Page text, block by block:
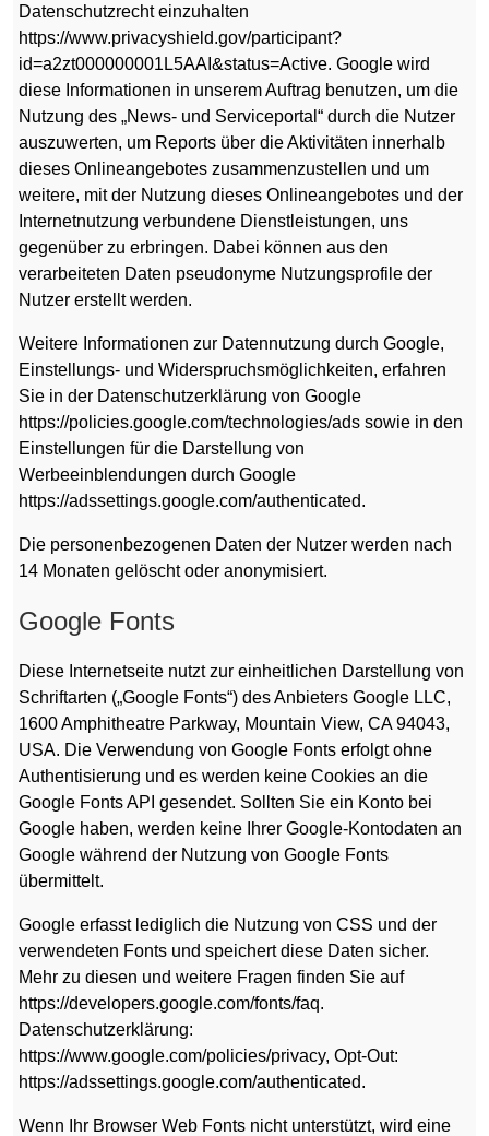
Datenschutzrecht einzuhalten
https://www.privacyshield.gov/participant?
id=a2zt000000001L5AAI&status=Active. Google wird
diese Informationen in unserem Auftrag benutzen, um die
Nutzung des „News- und Serviceportal“ durch die Nutzer
auszuwerten, um Reports über die Aktivitäten innerhalb
dieses Onlineangebotes zusammenzustellen und um
weitere, mit der Nutzung dieses Onlineangebotes und der
Internetnutzung verbundene Dienstleistungen, uns
gegenüber zu erbringen. Dabei können aus den
verarbeiteten Daten pseudonyme Nutzungsprofile der
Nutzer erstellt werden.
Weitere Informationen zur Datennutzung durch Google,
Einstellungs- und Widerspruchsmöglichkeiten, erfahren
Sie in der Datenschutzerklärung von Google
https://policies.google.com/technologies/ads sowie in den
Einstellungen für die Darstellung von
Werbeeinblendungen durch Google
https://adssettings.google.com/authenticated.
Die personenbezogenen Daten der Nutzer werden nach
14 Monaten gelöscht oder anonymisiert.
Google Fonts
Diese Internetseite nutzt zur einheitlichen Darstellung von
Schriftarten („Google Fonts“) des Anbieters Google LLC,
1600 Amphitheatre Parkway, Mountain View, CA 94043,
USA. Die Verwendung von Google Fonts erfolgt ohne
Authentisierung und es werden keine Cookies an die
Google Fonts API gesendet. Sollten Sie ein Konto bei
Google haben, werden keine Ihrer Google-Kontodaten an
Google während der Nutzung von Google Fonts
übermittelt.
Google erfasst lediglich die Nutzung von CSS und der
verwendeten Fonts und speichert diese Daten sicher.
Mehr zu diesen und weitere Fragen finden Sie auf
https://developers.google.com/fonts/faq.
Datenschutzerklärung:
https://www.google.com/policies/privacy, Opt-Out:
https://adssettings.google.com/authenticated.
Wenn Ihr Browser Web Fonts nicht unterstützt, wird eine